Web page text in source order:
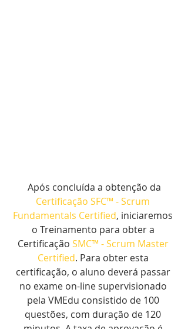
Após concluída a obtenção da
Certificação SFC™ - Scrum
Fundamentals Certified, iniciaremos
o Treinamento para obter a
Certificação SMC™ - Scrum Master
Certified. Para obter esta
certificação, o aluno deverá passar
no exame on-line supervisionado
pela VMEdu consistido de 100
questões, com duração de 120